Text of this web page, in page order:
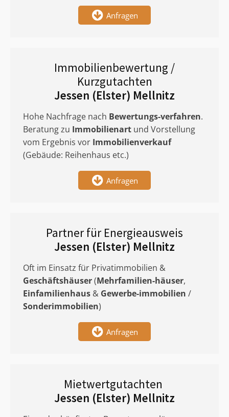
Anfragen
Immobilienbewertung /
Kurzgutachten
Jessen (Elster) Mellnitz
Hohe Nachfrage nach Bewertungs-verfahren.
Beratung zu Immobilienart und Vorstellung
vom Ergebnis vor Immobilienverkauf
(Gebäude: Reihenhaus etc.)
Anfragen
Partner für Energieausweis
Jessen (Elster) Mellnitz
Oft im Einsatz für Privatimmobilien &
Geschäftshäuser(Mehrfamilien-häuser,
Einfamilienhaus & Gewerbe-immobilien /
Sonderimmobilien)
Anfragen
Mietwertgutachten
Jessen (Elster) Mellnitz